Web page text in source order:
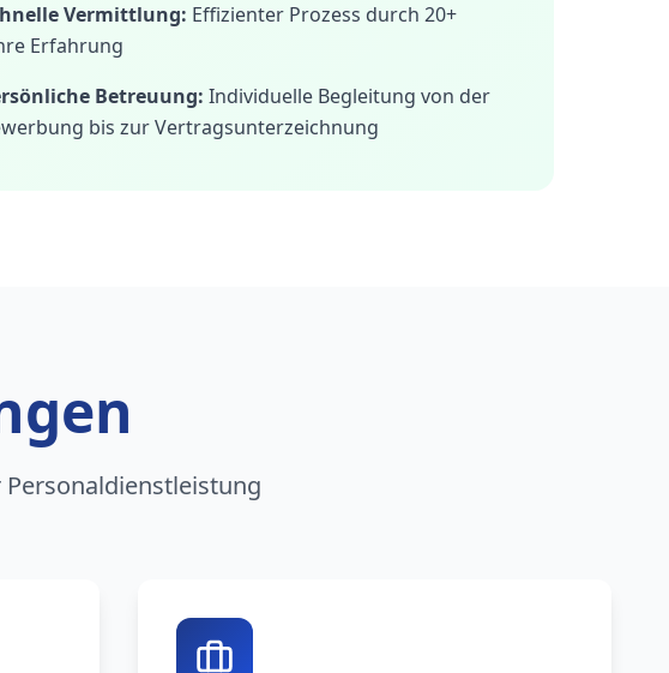
Vermittlung: Effizienter Prozess durch 20+
Erfahrung
Betreuung: Individuelle Begleitung von der
bis zur Vertragsunterzeichnung